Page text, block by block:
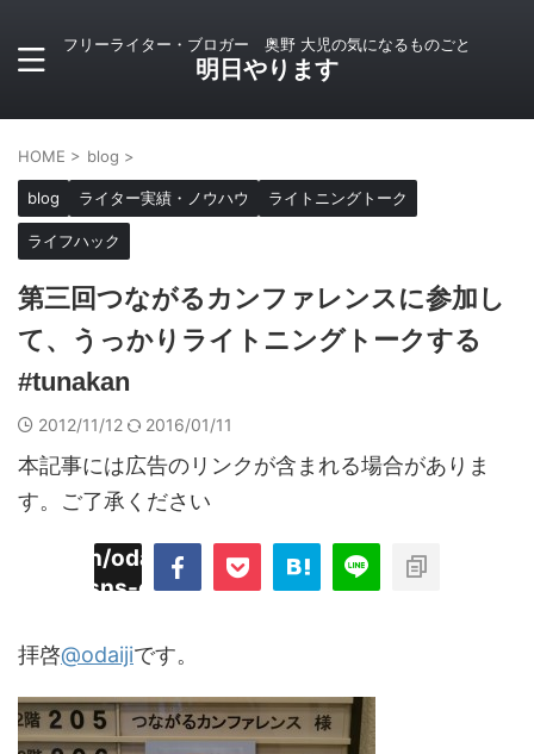
フリーライター・ブロガー 奥野 大児の気になるものごと
明日やります
HOME > blog >
blog ライター実績・ノウハウ ライトニングトーク
ライフハック
第三回つながるカンファレンスに参加し
て、うっかりライトニングトークする
#tunakan
2012/11/12 2016/01/11
本記事には広告のリンクが含まれる場合がありま
す。ご了承ください
odaiji.com/public_html/blog/wp-
sns-count-cache/sns-count-
拝啓@odaijiです。